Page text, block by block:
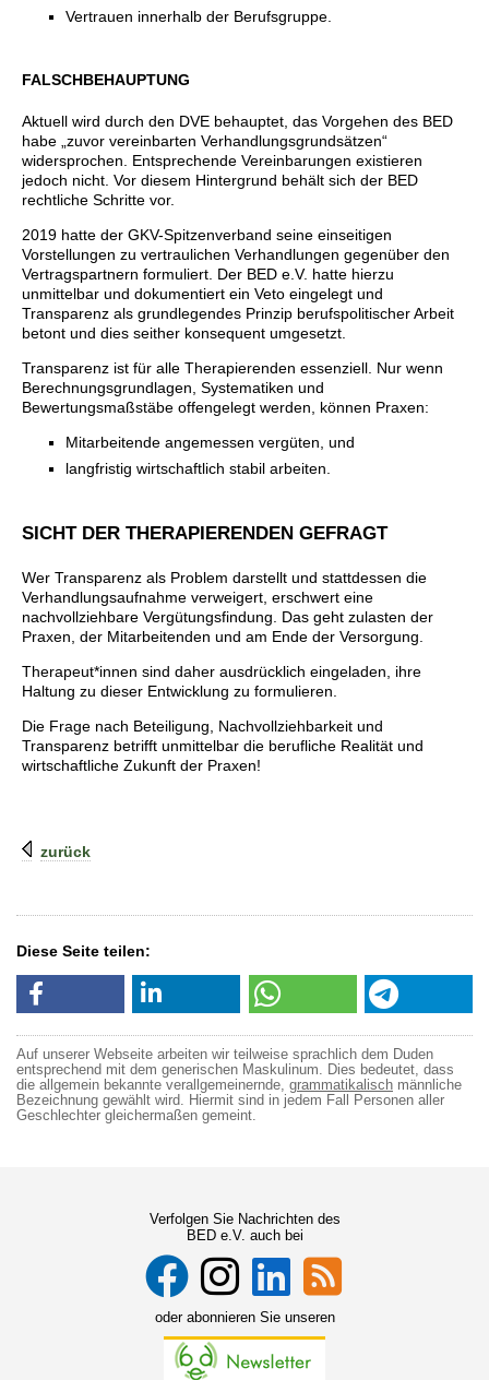
Vertrauen innerhalb der Berufsgruppe.
FALSCHBEHAUPTUNG
Aktuell wird durch den DVE behauptet, das Vorgehen des BED
habe „zuvor vereinbarten Verhandlungsgrundsätzen“
widersprochen. Entsprechende Vereinbarungen existieren
jedoch nicht. Vor diesem Hintergrund behält sich der BED
rechtliche Schritte vor.
2019 hatte der GKV-Spitzenverband seine einseitigen
Vorstellungen zu vertraulichen Verhandlungen gegenüber den
Vertragspartnern formuliert. Der BED e.V. hatte hierzu
unmittelbar und dokumentiert ein Veto eingelegt und
Transparenz als grundlegendes Prinzip berufspolitischer Arbeit
betont und dies seither konsequent umgesetzt.
Transparenz ist für alle Therapierenden essenziell. Nur wenn
Berechnungsgrundlagen, Systematiken und
Bewertungsmaßstäbe offengelegt werden, können Praxen:
Mitarbeitende angemessen vergüten, und
langfristig wirtschaftlich stabil arbeiten.
SICHT DER THERAPIERENDEN GEFRAGT
Wer Transparenz als Problem darstellt und stattdessen die
Verhandlungsaufnahme verweigert, erschwert eine
nachvollziehbare Vergütungsfindung. Das geht zulasten der
Praxen, der Mitarbeitenden und am Ende der Versorgung.
Therapeut*innen sind daher ausdrücklich eingeladen, ihre
Haltung zu dieser Entwicklung zu formulieren.
Die Frage nach Beteiligung, Nachvollziehbarkeit und
Transparenz betrifft unmittelbar die berufliche Realität und
wirtschaftliche Zukunft der Praxen!
zurück
Diese Seite teilen:
Auf unserer Webseite arbeiten wir teilweise sprachlich dem Duden
entsprechend mit dem generischen Maskulinum. Dies bedeutet, dass
die allgemein bekannte verallgemeinernde, grammatikalisch männliche
Bezeichnung gewählt wird. Hiermit sind in jedem Fall Personen aller
Geschlechter gleichermaßen gemeint.
Verfolgen Sie Nachrichten des
BED e.V. auch bei
oder abonnieren Sie unseren